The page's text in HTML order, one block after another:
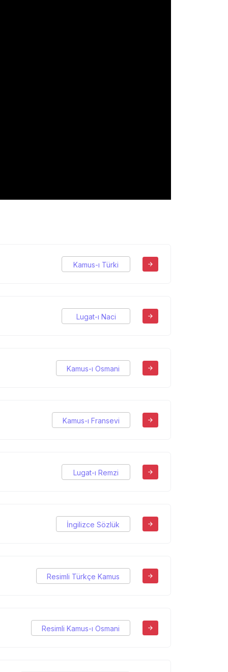
Kamus-ı Türki
Lugat-ı Naci
Kamus-ı Osmani
Kamus-ı Fransevi
Lugat-ı Remzi
İngilizce Sözlük
Resimli Türkçe Kamus
Resimli Kamus-ı Osmani